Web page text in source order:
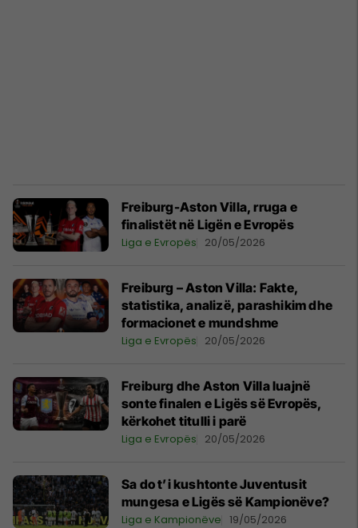
Freiburg-Aston Villa, rruga e
finalistët në Ligën e Evropës
Liga e Evropës 20/05/2026
Freiburg – Aston Villa: Fakte,
statistika, analizë, parashikim dhe
formacionet e mundshme
Liga e Evropës 20/05/2026
Freiburg dhe Aston Villa luajnë
sonte finalen e Ligës së Evropës,
kërkohet titulli i parë
Liga e Evropës 20/05/2026
Sa do t’i kushtonte Juventusit
mungesa e Ligës së Kampionëve?
Liga e Kampionëve 19/05/2026